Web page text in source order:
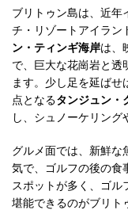
ブリトゥン島は、近年
チ・リゾートアイラン
ン・ティンギ海岸は、
で、巨大な花崗岩と透
ます。少し足を延ば
点となるタンジュン・
し、シュノーケリング
グルメ面では、新鮮な
気で、ゴルフの後の食
スポットが多く、ゴル
堪能できるのがブリト